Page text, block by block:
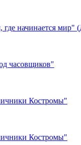
начинается мир"
часовщиков"
Костромы"
Костромы"